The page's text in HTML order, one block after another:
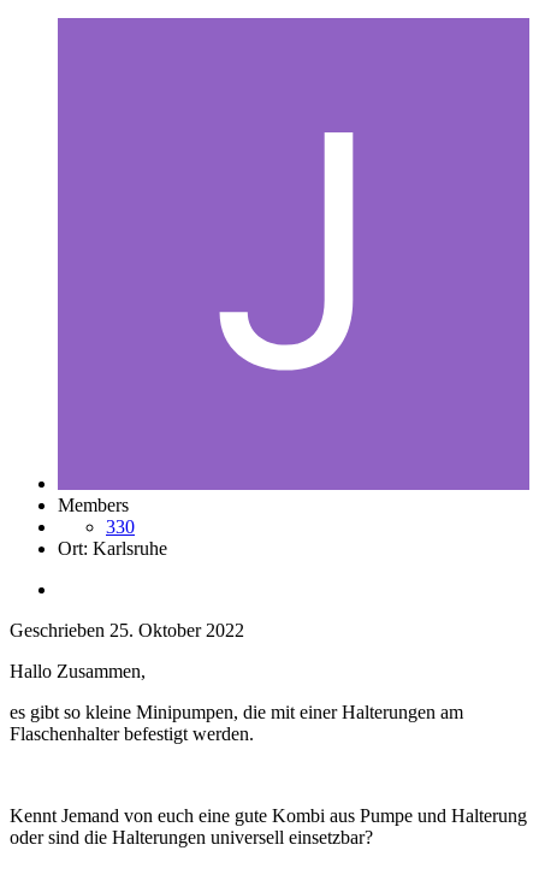
Members
330
Ort: Karlsruhe
Geschrieben 25. Oktober 2022
Hallo Zusammen,
es gibt so kleine Minipumpen, die mit einer Halterungen am
Flaschenhalter befestigt werden.
Kennt Jemand von euch eine gute Kombi aus Pumpe und Halterung
oder sind die Halterungen universell einsetzbar?